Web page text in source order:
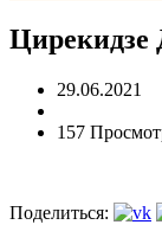
Цирекидзе
29.06.2021
157
Поделиться: